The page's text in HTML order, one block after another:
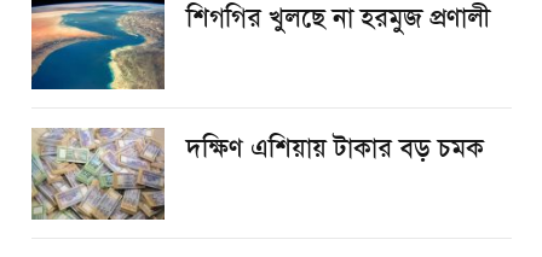
শিগগির খুলছে না হরমুজ প্রণালী
দক্ষিণ এশিয়ায় টাকার বড় চমক